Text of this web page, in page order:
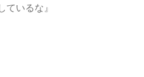
ているな』